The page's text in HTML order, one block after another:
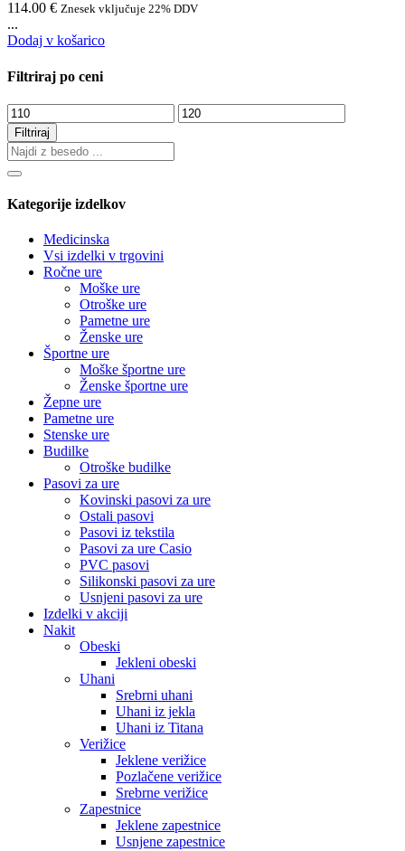
114.00 € Znesek vključuje 22% DDV
...
Dodaj v košarico
Filtriraj po ceni
Min
cena
Max
cena
Filtriraj
Kategorije izdelkov
Medicinska
Vsi izdelki v trgovini
Ročne ure
Moške ure
Otroške ure
Pametne ure
Ženske ure
Športne ure
Moške športne ure
Ženske športne ure
Žepne ure
Pametne ure
Stenske ure
Budilke
Otroške budilke
Pasovi za ure
Kovinski pasovi za ure
Ostali pasovi
Pasovi iz tekstila
Pasovi za ure Casio
PVC pasovi
Silikonski pasovi za ure
Usnjeni pasovi za ure
Izdelki v akciji
Nakit
Obeski
Jekleni obeski
Uhani
Srebrni uhani
Uhani iz jekla
Uhani iz Titana
Verižice
Jeklene verižice
Pozlačene verižice
Srebrne verižice
Zapestnice
Jeklene zapestnice
Usnjene zapestnice